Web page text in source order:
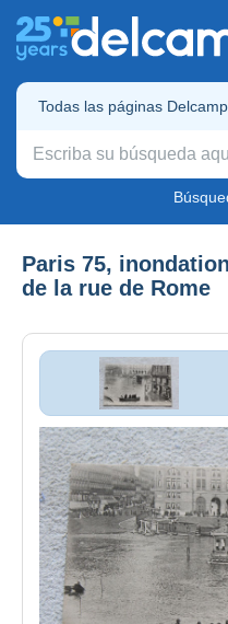
Todas las páginas
Paris 75,
de la rue de Rome